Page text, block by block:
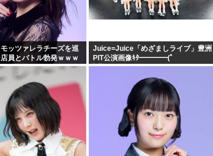
ッツァレラチーズを巡
員とバトル勃発ｗｗｗ
Juice=Juice「めざましライブ」豊洲
PIT公演画像ｷﾀ━━━━(ﾟ
∀ﾟ)━━━━!!